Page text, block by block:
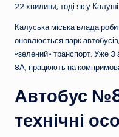
22 хвилини, тоді як у
Калуська міська влада
оновлюється парк
«зелений» транспорт. Уже
8А, працюють на
Автобус
технічні